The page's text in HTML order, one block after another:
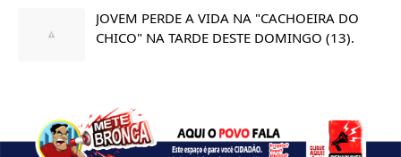
JOVEM PERDE A VIDA NA "CACHOEIRA DO
CHICO" NA TARDE DESTE DOMINGO (13).